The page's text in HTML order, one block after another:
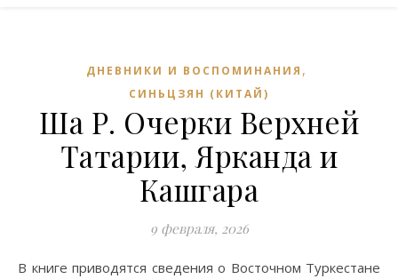
ДНЕВНИКИ И ВОСПОМИНАНИЯ ,
СИНЬЦЗЯН (КИТАЙ)
Ша Р. Очерки Верхней
Татарии, Ярканда и
Кашгара
9 февраля, 2026
В книге приводятся сведения о Восточном Туркестане